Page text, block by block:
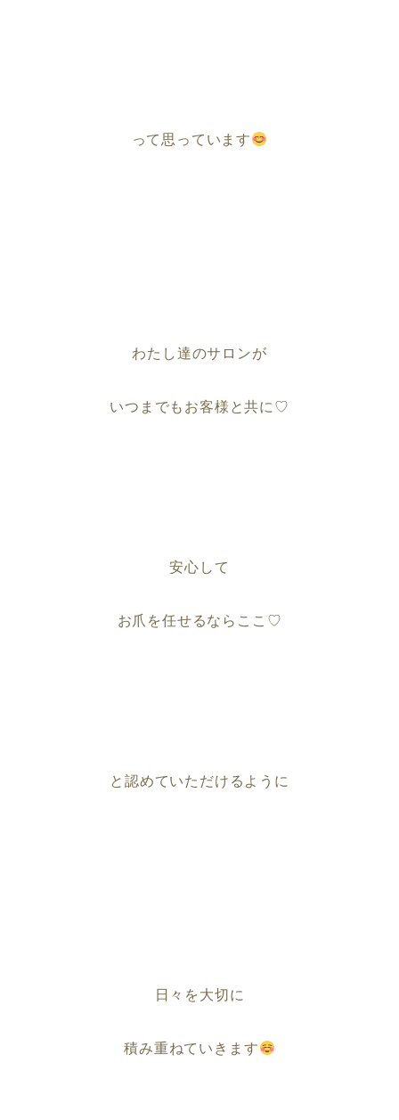
って思っています
わたし達のサロンが
いつまでもお客様と共に♡
安心して
お爪を任せるならここ♡
と認めていただけるように
日々を大切に
積み重ねていきます